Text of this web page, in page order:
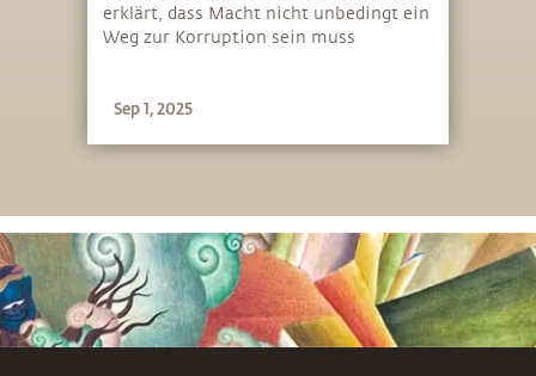
erklärt, dass Macht nicht unbedingt ein
Weg zur Korruption sein muss
Sep 1, 2025